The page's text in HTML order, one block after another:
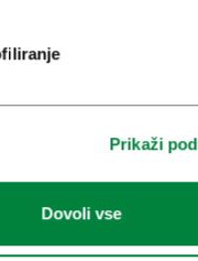
Prikaži
Dovoli vse
IZDELKI